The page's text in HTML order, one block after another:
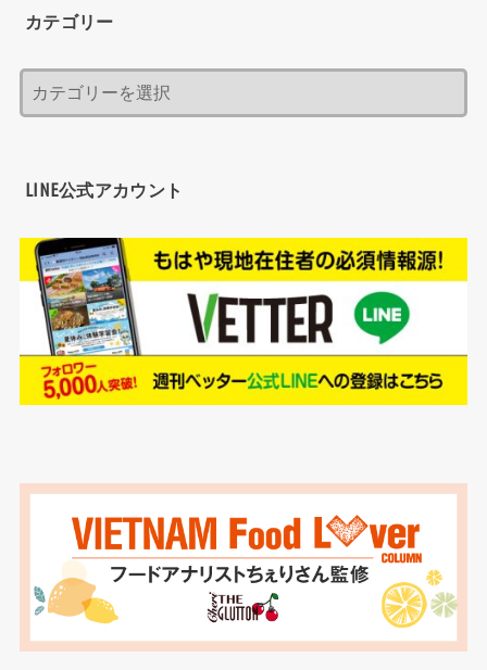
カテゴリー
LINE公式アカウント